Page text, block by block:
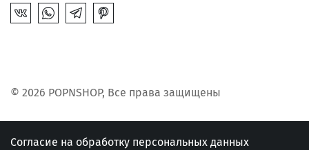
© 2026 POPNSHOP, Все права защищены
Согласие на обработку персональных данных